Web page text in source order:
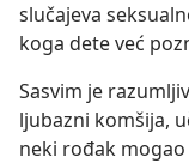
slučajeva
koga dete već
Sasvim je
ljubazni komšija,
neki rođak